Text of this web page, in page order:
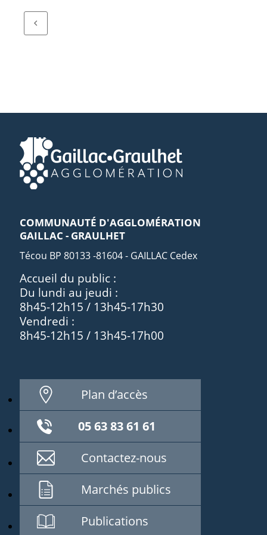
COMMUNAUTÉ D'AGGLOMÉRATION
GAILLAC - GRAULHET
Técou BP 80133 -81604 - GAILLAC Cedex
Accueil du public :
Du lundi au jeudi :
8h45-12h15 / 13h45-17h30
Vendredi :
8h45-12h15 / 13h45-17h00
Plan d’accès
05 63 83 61 61
Contactez-nous
Marchés publics
Publications